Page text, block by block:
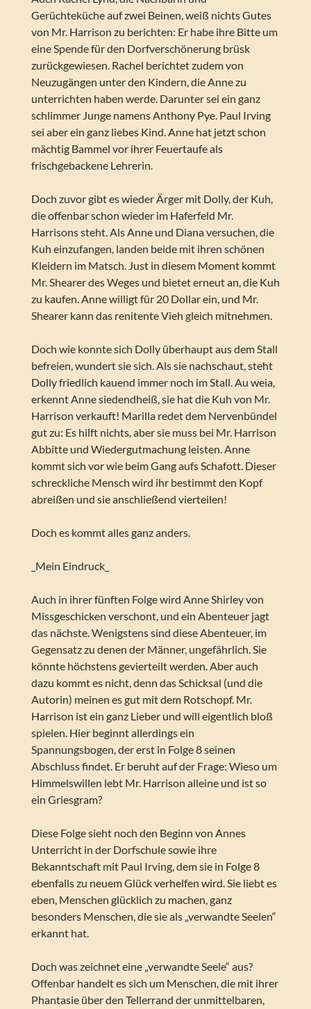
Gerüchteküche auf zwei Beinen, weiß nichts Gutes
von Mr. Harrison zu berichten: Er habe ihre Bitte um
eine Spende für den Dorfverschönerung brüsk
zurückgewiesen. Rachel berichtet zudem von
Neuzugängen unter den Kindern, die Anne zu
unterrichten haben werde. Darunter sei ein ganz
schlimmer Junge namens Anthony Pye. Paul Irving
sei aber ein ganz liebes Kind. Anne hat jetzt schon
mächtig Bammel vor ihrer Feuertaufe als
frischgebackene Lehrerin.
Doch zuvor gibt es wieder Ärger mit Dolly, der Kuh,
die offenbar schon wieder im Haferfeld Mr.
Harrisons steht. Als Anne und Diana versuchen, die
Kuh einzufangen, landen beide mit ihren schönen
Kleidern im Matsch. Just in diesem Moment kommt
Mr. Shearer des Weges und bietet erneut an, die Kuh
zu kaufen. Anne willigt für 20 Dollar ein, und Mr.
Shearer kann das renitente Vieh gleich mitnehmen.
Doch wie konnte sich Dolly überhaupt aus dem Stall
befreien, wundert sie sich. Als sie nachschaut, steht
Dolly friedlich kauend immer noch im Stall. Au weia,
erkennt Anne siedendheiß, sie hat die Kuh von Mr.
Harrison verkauft! Marilla redet dem Nervenbündel
gut zu: Es hilft nichts, aber sie muss bei Mr. Harrison
Abbitte und Wiedergutmachung leisten. Anne
kommt sich vor wie beim Gang aufs Schafott. Dieser
schreckliche Mensch wird ihr bestimmt den Kopf
abreißen und sie anschließend vierteilen!
Doch es kommt alles ganz anders.
_Mein Eindruck_
Auch in ihrer fünften Folge wird Anne Shirley von
Missgeschicken verschont, und ein Abenteuer jagt
das nächste. Wenigstens sind diese Abenteuer, im
Gegensatz zu denen der Männer, ungefährlich. Sie
könnte höchstens gevierteilt werden. Aber auch
dazu kommt es nicht, denn das Schicksal (und die
Autorin) meinen es gut mit dem Rotschopf. Mr.
Harrison ist ein ganz Lieber und will eigentlich bloß
spielen. Hier beginnt allerdings ein
Spannungsbogen, der erst in Folge 8 seinen
Abschluss findet. Er beruht auf der Frage: Wieso um
Himmelswillen lebt Mr. Harrison alleine und ist so
ein Griesgram?
Diese Folge sieht noch den Beginn von Annes
Unterricht in der Dorfschule sowie ihre
Bekanntschaft mit Paul Irving, dem sie in Folge 8
ebenfalls zu neuem Glück verhelfen wird. Sie liebt es
eben, Menschen glücklich zu machen, ganz
besonders Menschen, die sie als „verwandte Seelen“
erkannt hat.
Doch was zeichnet eine „verwandte Seele“ aus?
Offenbar handelt es sich um Menschen, die mit ihrer
Phantasie über den Tellerrand der unmittelbaren,